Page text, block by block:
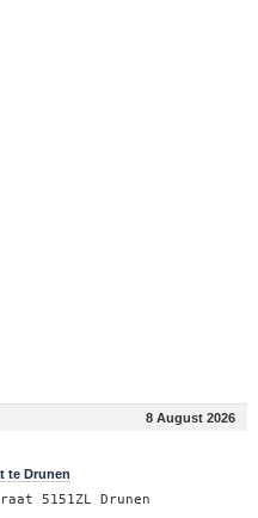
8 August 2026
te Drunen
5151ZL Drunen